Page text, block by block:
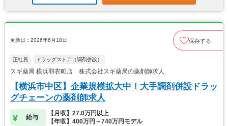
更新日：2026年6月18日 保存する
正社員 ドラッグストア（調剤併設）
スギ薬局 横浜羽衣町店 株式会社スギ薬局の薬剤師求人
【横浜市中区】企業規模拡大中！大手調剤併設ドラッ
グチェーンの薬剤師求人
給与
【月収】27.0万円以上
【年収】400万円～740万円モデル